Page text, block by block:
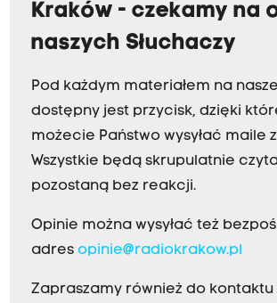
Kraków - czekamy na
naszych Słuchaczy
Pod każdym materiałem na
dostępny jest przycisk, dzięki
możecie Państwo wysyłać maile
Wszystkie będą skrupulatnie
pozostaną bez reakcji.
Opinie można wysyłać też
adres opinie@radiokrakow.pl
Zapraszamy również do kontaktu